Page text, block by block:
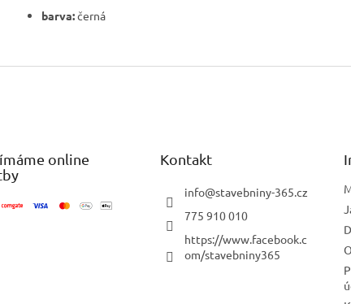
barva:černá
online
Kontakt
info@stavebniny-365.cz
775 910 010
https://www.facebook.c
om/stavebniny365